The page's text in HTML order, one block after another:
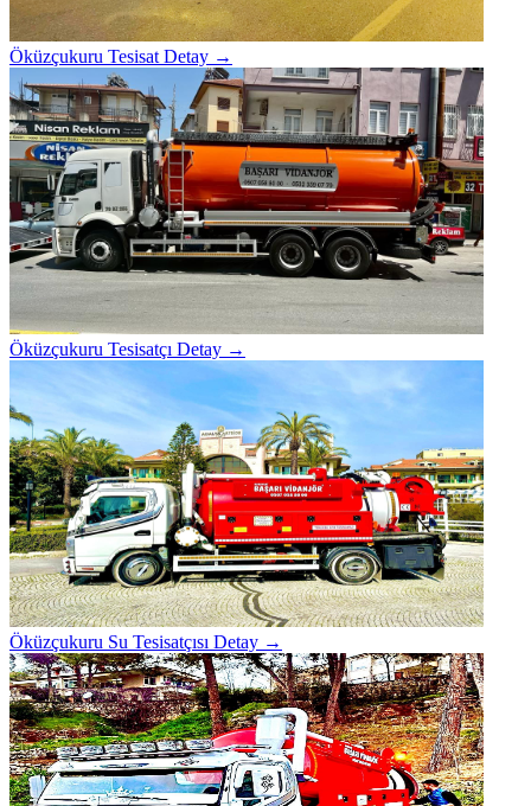
Öküzçukuru Tesisat Detay →
Öküzçukuru Tesisatçı Detay →
Öküzçukuru Su Tesisatçısı Detay →